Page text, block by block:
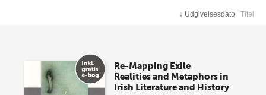
↓ Udgivelsesdato Titel
Re-Mapping Exile
Realities and Metaphors in
Irish Literature and History